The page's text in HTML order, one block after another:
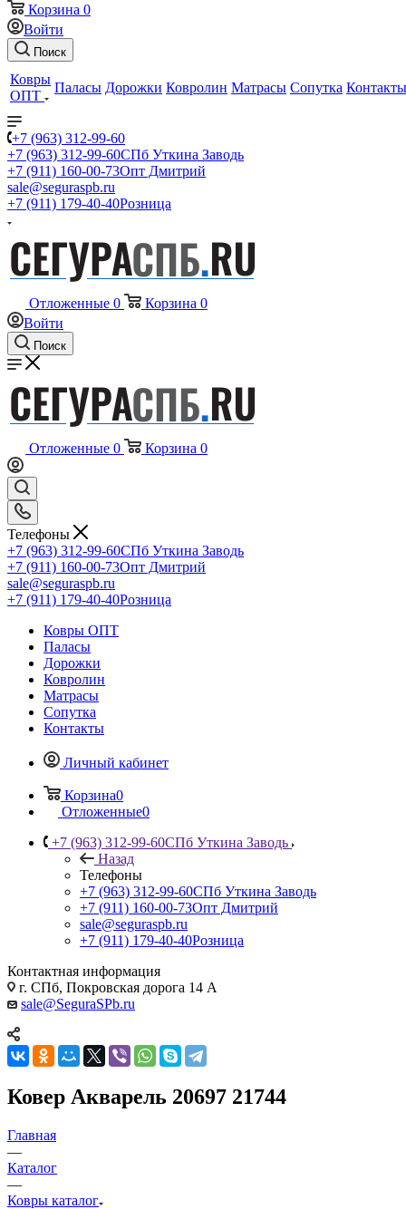
Корзина 0
Войти
Поиск
Ковры
ОПТ
Паласы Дорожки Ковролин Матрасы Сопутка Контакты
+7 (963) 312-99-60
+7 (963) 312-99-60СПб Уткина Заводь
+7 (911) 160-00-73Опт Дмитрий
sale@seguraspb.ru
+7 (911) 179-40-40Розница
Отложенные 0 Корзина 0
Войти
Поиск
Отложенные 0 Корзина 0
Телефоны
+7 (963) 312-99-60СПб Уткина Заводь
+7 (911) 160-00-73Опт Дмитрий
sale@seguraspb.ru
+7 (911) 179-40-40Розница
Ковры ОПТ
Паласы
Дорожки
Ковролин
Матрасы
Сопутка
Контакты
Личный кабинет
Корзина0
Отложенные0
+7 (963) 312-99-60СПб Уткина Заводь
Назад
Телефоны
+7 (963) 312-99-60СПб Уткина Заводь
+7 (911) 160-00-73Опт Дмитрий
sale@seguraspb.ru
+7 (911) 179-40-40Розница
Контактная информация
г. СПб, Покровская дорога 14 А
sale@SeguraSPb.ru
Ковер Акварель 20697 21744
Главная
—
Каталог
—
Ковры каталог